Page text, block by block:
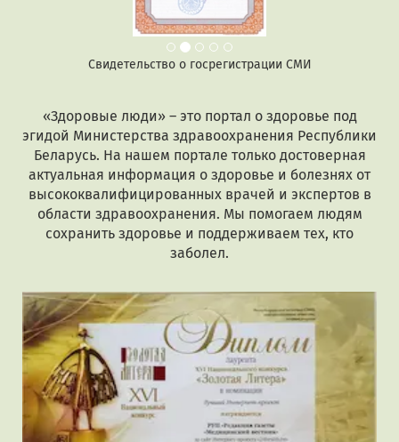
Свидетельство о госрегистрации СМИ
«Здоровые люди» – это портал о здоровье под
эгидой Министерства здравоохранения Республики
Беларусь. На нашем портале только достоверная
актуальная информация о здоровье и болезнях от
высококвалифицированных врачей и экспертов в
области здравоохранения. Мы помогаем людям
сохранить здоровье и поддерживаем тех, кто
заболел.